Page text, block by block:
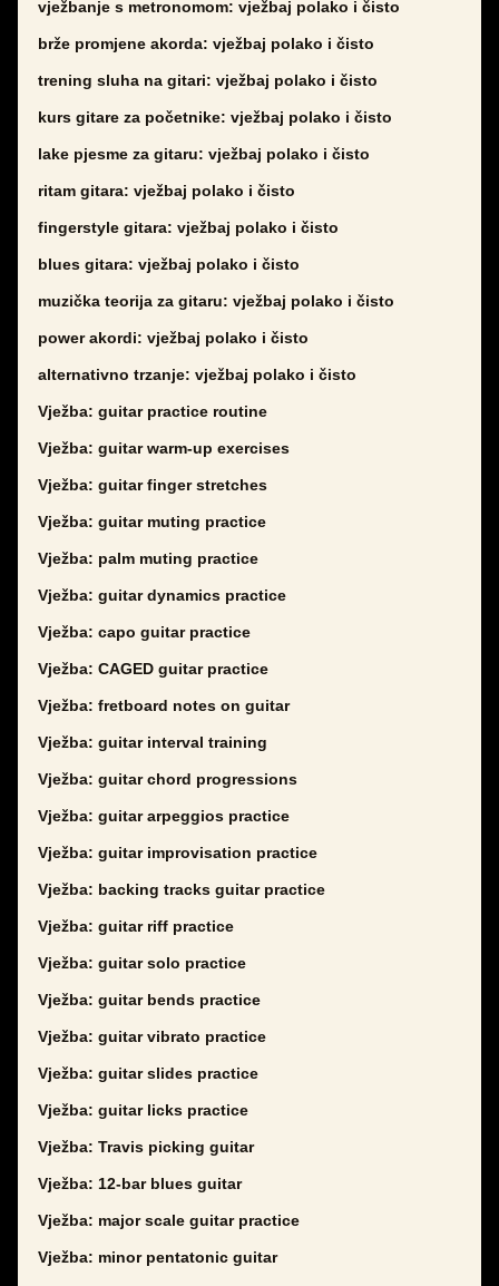
vježbanje s metronomom: vježbaj polako i čisto
brže promjene akorda: vježbaj polako i čisto
trening sluha na gitari: vježbaj polako i čisto
kurs gitare za početnike: vježbaj polako i čisto
lake pjesme za gitaru: vježbaj polako i čisto
ritam gitara: vježbaj polako i čisto
fingerstyle gitara: vježbaj polako i čisto
blues gitara: vježbaj polako i čisto
muzička teorija za gitaru: vježbaj polako i čisto
power akordi: vježbaj polako i čisto
alternativno trzanje: vježbaj polako i čisto
Vježba: guitar practice routine
Vježba: guitar warm-up exercises
Vježba: guitar finger stretches
Vježba: guitar muting practice
Vježba: palm muting practice
Vježba: guitar dynamics practice
Vježba: capo guitar practice
Vježba: CAGED guitar practice
Vježba: fretboard notes on guitar
Vježba: guitar interval training
Vježba: guitar chord progressions
Vježba: guitar arpeggios practice
Vježba: guitar improvisation practice
Vježba: backing tracks guitar practice
Vježba: guitar riff practice
Vježba: guitar solo practice
Vježba: guitar bends practice
Vježba: guitar vibrato practice
Vježba: guitar slides practice
Vježba: guitar licks practice
Vježba: Travis picking guitar
Vježba: 12-bar blues guitar
Vježba: major scale guitar practice
Vježba: minor pentatonic guitar